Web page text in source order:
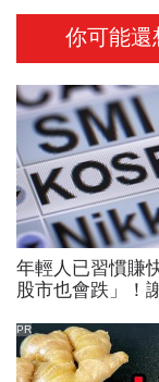
你可能還
年輕人已習慣賺
股市也會跌」！
出事：根本把投
PR